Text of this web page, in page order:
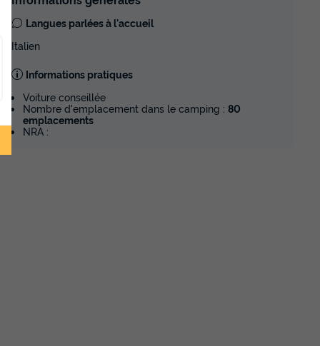
Langues parlées à l'accueil
Italien
Informations pratiques
Voiture conseillée
Nombre d'emplacement dans le camping : 80
emplacements
NRA :